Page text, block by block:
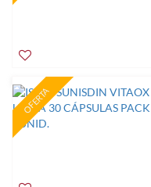
OFERTA